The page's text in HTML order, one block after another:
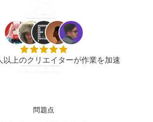
以上のクリエイターが作業を加速
問題点